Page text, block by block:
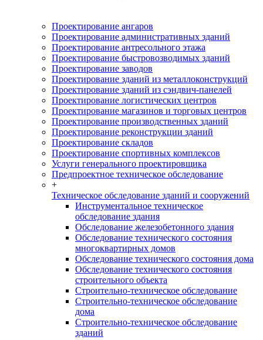
Проектирование ангаров
Проектирование административных зданий
Проектирование антресольного этажа
Проектирование быстровозводимых зданий
Проектирование заводов
Проектирование зданий из металлоконструкций
Проектирование зданий из сэндвич-панелей
Проектирование логистических центров
Проектирование магазинов и торговых центров
Проектирование производственных зданий
Проектирование реконструкции зданий
Проектирование складов
Проектирование спортивных комплексов
Услуги генерального проектировщика
Предпроектное техническое обследование
+
Техническое обследование зданий и сооружений
Инструментальное техническое
обследование здания
Обследование железобетонного здания
Обследование технического состояния
многоквартирных домов
Обследование технического состояния дома
Обследование технического состояния
строительного объекта
Строительно-техническое обследование
Строительно-техническое обследование
дома
Строительно-техническое обследование
зданий